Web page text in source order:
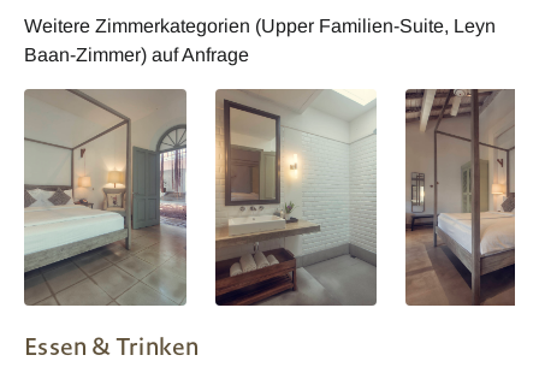
Weitere Zimmerkategorien (Upper Familien-Suite, Leyn
Baan-Zimmer) auf Anfrage
Essen & Trinken